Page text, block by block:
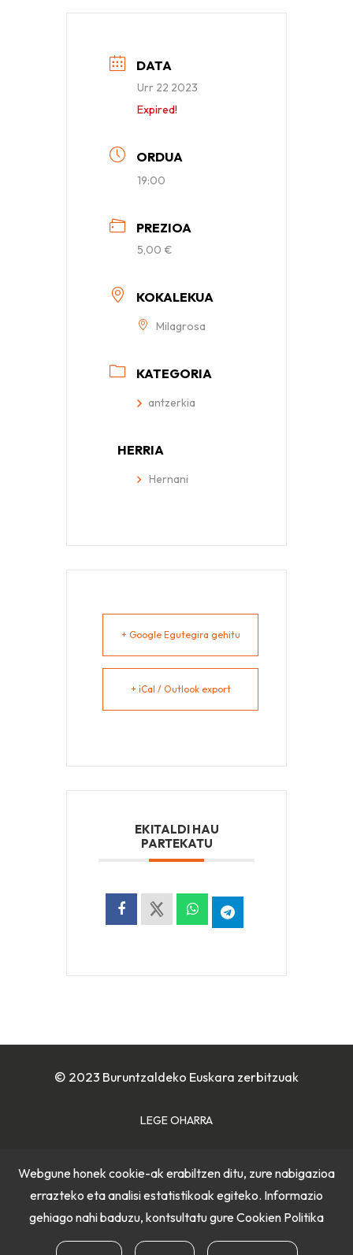
DATA
Urr 22 2023
Expired!
ORDUA
19:00
PREZIOA
5,00 €
KOKALEKUA
Milagrosa
KATEGORIA
antzerkia
HERRIA
Hernani
+ Google Egutegira gehitu
+ iCal / Outlook export
EKITALDI HAU
PARTEKATU
© 2023 Buruntzaldeko Euskara zerbitzuak
LEGE OHARRA
PRIBATUTASUN POLITIKA
Webgune honek cookie-ak erabiltzen ditu, zure nabigazioa
errazteko eta analisi estatistikoak egiteko. Informazio
gehiago nahi baduzu, kontsultatu gure Cookien Politika